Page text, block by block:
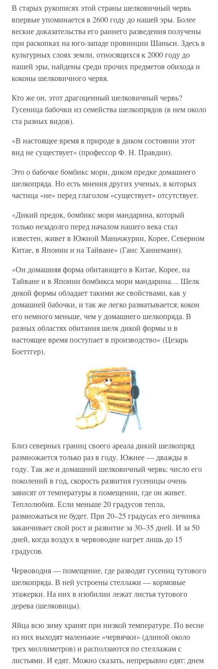
В старых рукописях этой страны шелковичный червь
впервые упоминается в 2600 году до нашей эры. Более
веские доказательства его раннего разведения получены
при раскопках на юго-западе провинции Шаньси. Здесь в
культурных слоях земли, относящихся к 2000 году до
нашей эры, найдены среди прочих предметов обихода и
коконы шелковичного червя.
Кто же он, этот драгоценный шелковичный червь?
Гусеница бабочки из семейства шелкопрядов (в нем около
ста разных видов).
«В настоящее время в природе в диком состоянии этот
вид не существует» (профессор Ф. Н. Правдин).
Это о бабочке бомбикс мори, диком предке домашнего
шелкопряда. Но есть мнения других ученых, в которых
частица «не» перед глаголом «существует» отсутствует.
«Дикий предок, бомбикс мори мандарина, который
только незадолго перед началом нашего века стал
известен, живет в Южной Маньчжурии, Корее, Северном
Китае, в Японии и на Тайване» (Ганс Ханнеманн).
«Он домашняя форма обитающего в Китае, Корее, на
Тайване и в Японии бомбикса мори мандарина… Шелк
дикой формы обладает такими же свойствами, как у
домашней бабочки, и так же легко разматывается; кокон
его немного меньше, чем у домашнего шелкопряда. В
разных областях обитания шелк дикой формы и в
настоящее время поступает в производство» (Цезарь
Боеттгер).
Близ северных границ своего ареала дикий шелкопряд
размножается только раз в году. Южнее — дважды в
году. Так же и домашний шелковичный червь: число его
поколений в год, скорость развития гусеницы очень
зависят от температуры в помещении, где он живет.
Теплолюбив. Если меньше 20 градусов тепла,
размножаться не будет. При 20–25 градусах его личинка
заканчивает свой рост и развитие за 30–35 дней. И за 50
дней, когда воздух в червоводне нагрет лишь до 15
градусов.
Червоводня — помещение, где разводят гусениц тутового
шелкопряда. В ней устроены стеллажи — кормовые
этажерки. На них в изобилии лежат листья тутового
дерева (шелковицы).
Яйца всю зиму хранят при низкой температуре. По весне
из них выходят маленькие «червячки» (длиной около
трех миллиметров) и расползаются по стеллажам с
листьями. И едят. Можно сказать, непрерывно едят: днем